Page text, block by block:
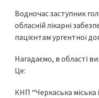
Водночас заступник
обласній лікарні
пацієнтам ургентної
Нагадаємо, в області
Це:
КНП “Черкаська міська